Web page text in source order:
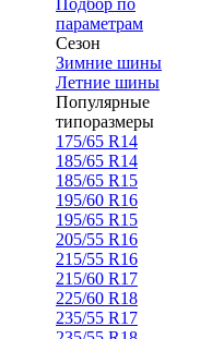
параметрам
Сезон
Зимние шины
Летние шины
Популярные
типоразмеры
175/65 R14
185/65 R14
185/65 R15
195/60 R16
195/65 R15
205/55 R16
215/55 R16
215/60 R17
225/60 R18
235/55 R17